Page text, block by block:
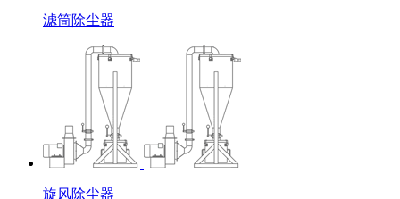
滤筒除尘器
旋风除尘器